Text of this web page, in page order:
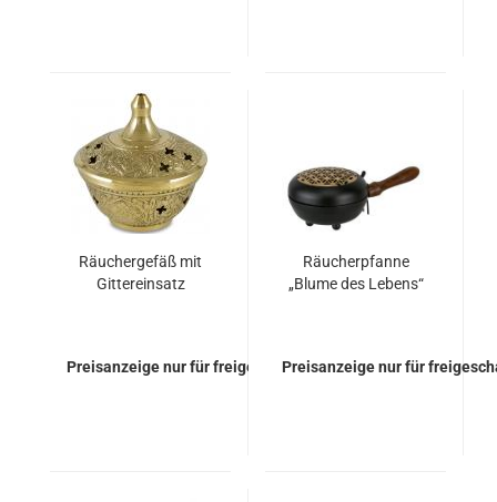
Räuchergefäß mit
Gittereinsatz
Preisanzeige nur für freigeschaltete Kunden
Räucherpfanne
„Blume des Lebens“
Preisanzeige nur für